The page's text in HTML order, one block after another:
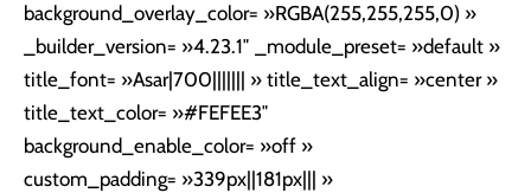
background_overlay_color= »RGBA(255,255,255,0) »
_builder_version= »4.23.1″ _module_preset= »default »
title_font= »Asar|700||||||| » title_text_align= »center »
title_text_color= »#FEFEE3″
background_enable_color= »off »
custom_padding= »339px||181px||| »